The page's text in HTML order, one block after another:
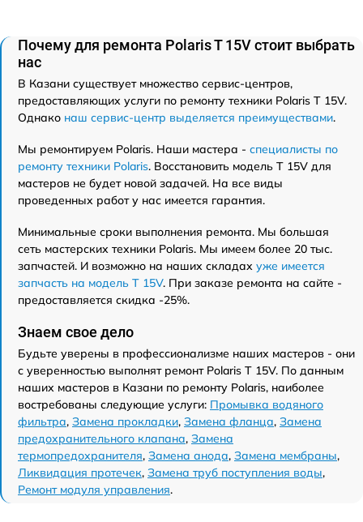
Почему для ремонта Polaris T 15V стоит выбрать
нас
В Казани существует множество сервис-центров,
предоставляющих услуги по ремонту техники Polaris T 15V.
Однако наш сервис-центр выделяется преимуществами.
Мы ремонтируем Polaris. Наши мастера - специалисты по
ремонту техники Polaris. Восстановить модель T 15V для
мастеров не будет новой задачей. На все виды
проведенных работ у нас имеется гарантия.
Минимальные сроки выполнения ремонта. Мы большая
сеть мастерских техники Polaris. Мы имеем более 20 тыс.
запчастей. И возможно на наших складах уже имеется
запчасть на модель T 15V. При заказе ремонта на сайте -
предоставляется скидка -25%.
Знаем свое дело
Будьте уверены в профессионализме наших мастеров - они
с уверенностью выполнят ремонт Polaris T 15V. По данным
наших мастеров в Казани по ремонту Polaris, наиболее
востребованы следующие услуги: Промывка водяного
фильтра, Замена прокладки, Замена фланца, Замена
предохранительного клапана, Замена
термопредохранителя, Замена анода, Замена мембраны,
Ликвидация протечек, Замена труб поступления воды,
Ремонт модуля управления.